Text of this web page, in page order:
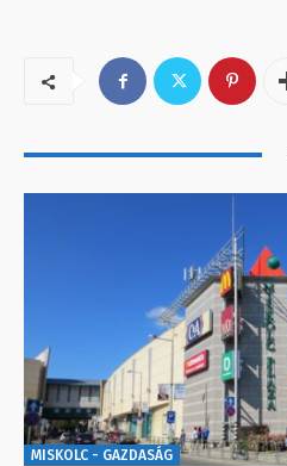
MISKOLC - GAZDASÁG